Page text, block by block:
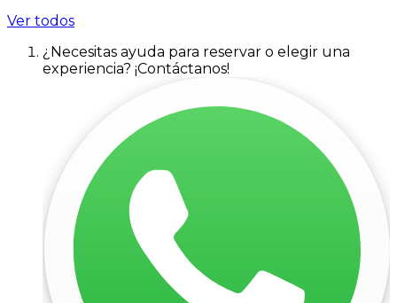
Ver todos
¿Necesitas ayuda para reservar o elegir una
experiencia? ¡Contáctanos!